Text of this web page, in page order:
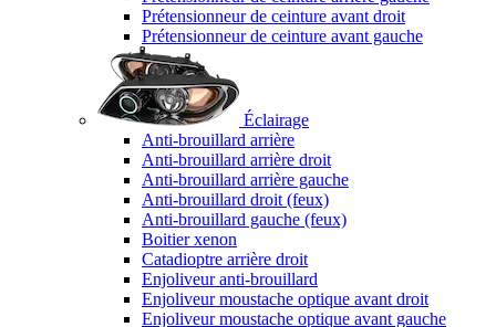
Prétensionneur de ceinture avant droit
Prétensionneur de ceinture avant gauche
Éclairage
Anti-brouillard arrière
Anti-brouillard arrière droit
Anti-brouillard arrière gauche
Anti-brouillard droit (feux)
Anti-brouillard gauche (feux)
Boitier xenon
Catadioptre arrière droit
Enjoliveur anti-brouillard
Enjoliveur moustache optique avant droit
Enjoliveur moustache optique avant gauche